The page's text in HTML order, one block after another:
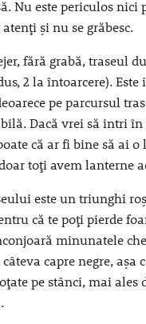
Nu este periculos nici
și nu se grăbesc.
fără grabă, traseul
2 la întoarcere).
pe parcursul
Dacă vrei să intri
că ar fi bine să ai o
toți avem lanterne
este un triunghi
că te poți pierde
minunatele
capre negre, așa
pe stânci, mai ales